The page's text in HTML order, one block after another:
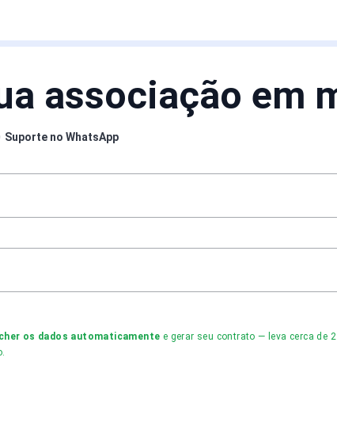
associação em
Suporte no WhatsApp
os dados automaticamente e gerar seu contrato — leva cerca de